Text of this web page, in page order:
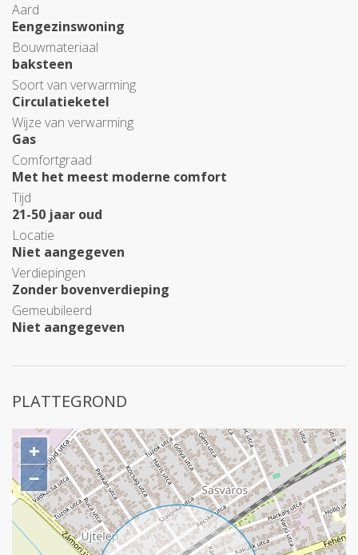
Aard
Eengezinswoning
Bouwmateriaal
baksteen
Soort van verwarming
Circulatieketel
Wijze van verwarming
Gas
Comfortgraad
Met het meest moderne comfort
Tijd
21-50 jaar oud
Locatie
Niet aangegeven
Verdiepingen
Zonder bovenverdieping
Gemeubileerd
Niet aangegeven
PLATTEGROND
+
−